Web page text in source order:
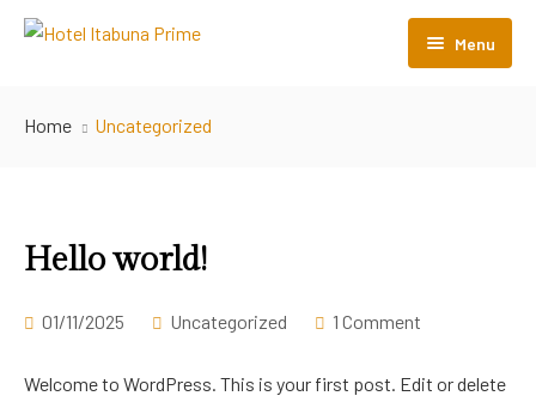
Menu
Perguntas Frequentes
Nossos Hotéis
Home Uncategorized
Hello world!
01/11/2025 Uncategorized 1 Comment
Welcome to WordPress. This is your first post. Edit or delete